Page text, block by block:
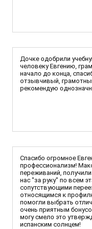
Дочке одобрили
человеку Евгению,
начало до конца,
отзывчивый,
рекомендую
Спасибо огромное
профессионализм!
переживаний,
нас "за руку" по всем
сопутствующими
относящимся к
помогли выбрать
очень приятным
могу смело это
испанским солнцем!